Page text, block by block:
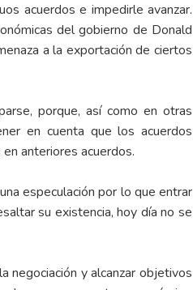
acuerdos e impedirle avanzar.
del gobierno de Donald
a la exportación de ciertos
porque, así como en otras
en cuenta que los acuerdos
anteriores acuerdos.
especulación por lo que entrar
su existencia, hoy día no se
negociación y alcanzar objetivos